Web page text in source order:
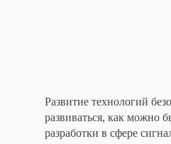
Развитие технологий
развиваться, как можно
разработки в сфере